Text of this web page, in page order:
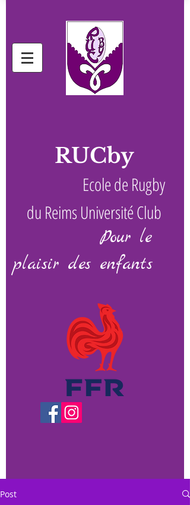
RUCby
Ecole de Rugby
du Reims Université Club
Pour le
plaisir des enfants
Post